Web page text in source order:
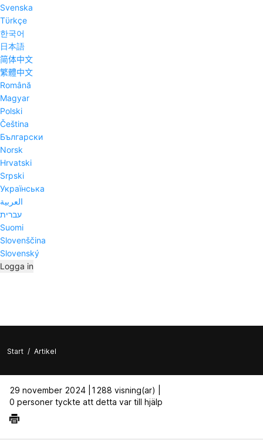
Svenska
Tϋrkçe
한국어
日本語
简体中文
繁體中文
Română
Magyar
Polski
Čeština
Български
Norsk
Hrvatski
Srpski
Українська
العربية
עברית
Suomi
Slovenščina
Slovenský
Logga in
Start / Artikel
29 november 2024 |
1288 visning(ar) |
0 personer tyckte att detta var till hjälp